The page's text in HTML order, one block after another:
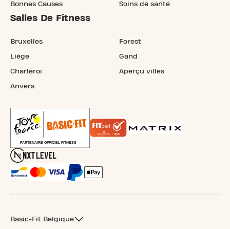
Bonnes Causes Soins de santé
Salles De Fitness
Bruxelles
Liége
Charleroi
Anvers
Forest
Gand
Aperçu villes
Basic-Fit Belgique